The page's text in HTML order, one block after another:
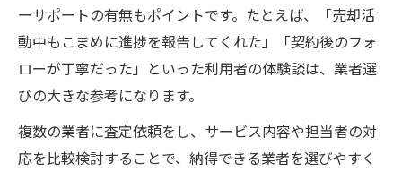
ーサポートの有無もポイントです。たとえば、「売却活
動中もこまめに進捗を報告してくれた」「契約後のフォ
ローが丁寧だった」といった利用者の体験談は、業者選
びの大きな参考になります。
複数の業者に査定依頼をし、サービス内容や担当者の対
応を比較検討することで、納得できる業者を選びやすく